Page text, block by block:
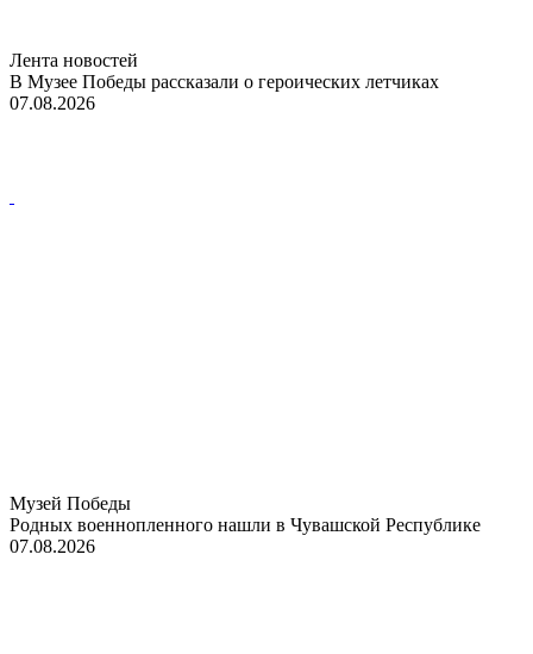
Лента новостей
В Музее Победы рассказали о героических летчиках
07.08.2026
Музей Победы
Родных военнопленного нашли в Чувашской Республике
07.08.2026